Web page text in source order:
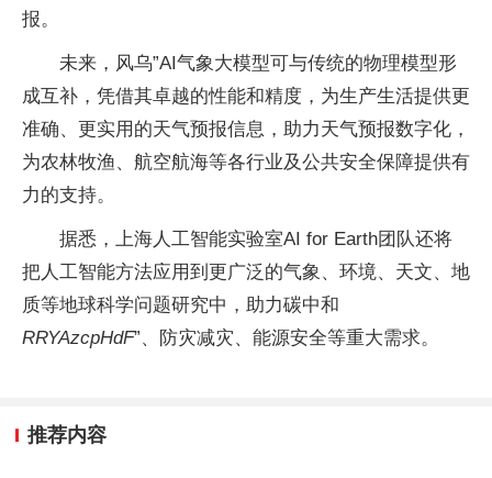
报。
未来，风乌”AI气象大模型可与传统的物理模型形
成互补，凭借其卓越的性能和精度，为生产生活提供更
准确、更实用的天气预报信息，助力天气预报数字化，
为农林牧渔、航空航海等各行业及公共安全保障提供有
力的支持。
据悉，上海人工智能实验室AI for Earth团队还将
把人工智能方法应用到更广泛的气象、环境、天文、地
质等地球科学问题研究中，助力碳中和
RRYAzcpHdF”、防灾减灾、能源安全等重大需求。
推荐内容